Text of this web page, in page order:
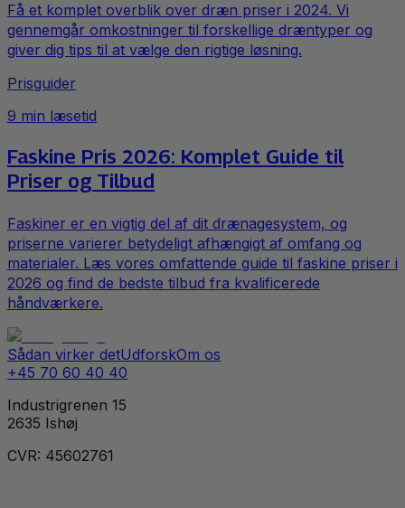
Få et komplet overblik over dræn priser i 2024. Vi
gennemgår omkostninger til forskellige dræntyper og
giver dig tips til at vælge den rigtige løsning.
Prisguider
9 min læsetid
Faskine Pris 2026: Komplet Guide til
Priser og Tilbud
Faskiner er en vigtig del af dit drænagesystem, og
priserne varierer betydeligt afhængigt af omfang og
materialer. Læs vores omfattende guide til faskine priser i
2026 og find de bedste tilbud fra kvalificerede
håndværkere.
Sådan virker detUdforskOm os
+45 70 60 40 40
Industrigrenen 15
2635 Ishøj
CVR: 45602761